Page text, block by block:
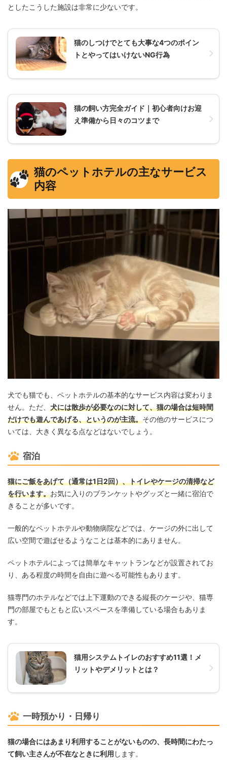
としたこうした施設は非常に少ないです。
猫のしつけでとても大事な4つのポイン
トとやってはいけないNG行為
猫の飼い方完全ガイド｜初心者向けお迎
え準備から日々のコツまで
猫のペットホテルの主なサービス
内容
犬でも猫でも、ペットホテルの基本的なサービス内容は変わりま
せん。ただ、 犬には散歩が必要なのに対して、猫の場合は短時間
だけでも遊んであげる、というのが主流。その他のサービスにつ
いては、大きく異なる点などはないでしょう。
宿泊
猫にご飯をあげて（通常は1日2回）、トイレやケージの清掃など
を行います。お気に入りのブランケットやグッズと一緒に宿泊で
きることが多いです。
一般的なペットホテルや動物病院などでは、ケージの外に出して
広い空間で遊ばせるようなことは基本的にありません。
ペットホテルによっては簡単なキャットランなどが設置されてお
り、ある程度の時間を自由に遊べる可能性もあります。
猫専門のホテルなどでは上下運動のできる縦長のケージや、猫専
門の部屋でもともと広いスペースを準備している場合もありま
す。
猫用システムトイレのおすすめ11選！メ
リットやデメリットとは？
一時預かり・日帰り
猫の場合にはあまり利用することがないものの、長時間にわたっ
て飼い主さんが不在なときに利用 します。